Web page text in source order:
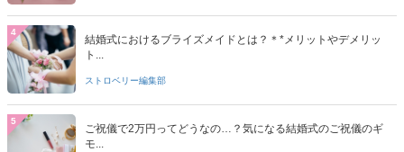
4
結婚式におけるブライズメイドとは？＊*メリットやデメリッ
ト...
ストロベリー編集部
5
ご祝儀で2万円ってどうなの…？気になる結婚式のご祝儀のギ
モ...